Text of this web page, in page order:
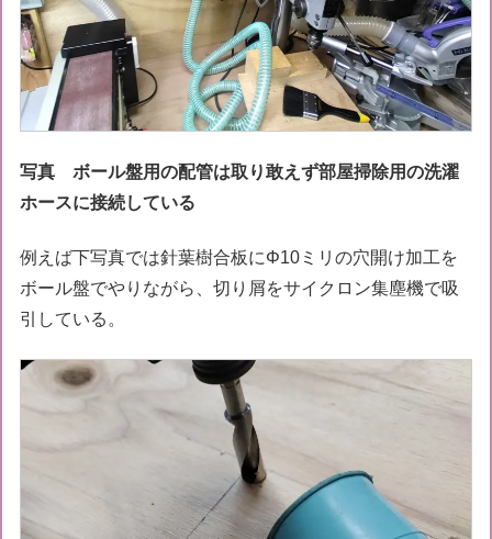
写真 ボール盤用の配管は取り敢えず部屋掃除用の洗濯
ホースに接続している
例えば下写真では針葉樹合板にΦ10ミリの穴開け加工を
ボール盤でやりながら、切り屑をサイクロン集塵機で吸
引している。